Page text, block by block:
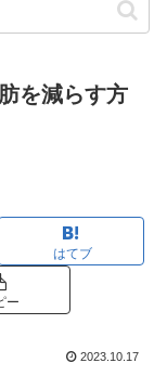
を減らす方
はてブ
ー
2023.10.17